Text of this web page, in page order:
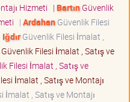
Hizmeti | BartınGüvenlik
| ArdahanGüvenlik Filesi
IğdırGüvenlik Filesi İmalat ,
Güvenlik Filesi İmalat , Satış ve
Filesi İmalat , Satış ve
İmalat , Satış ve Montajı
İmalat , Satış ve Montajı